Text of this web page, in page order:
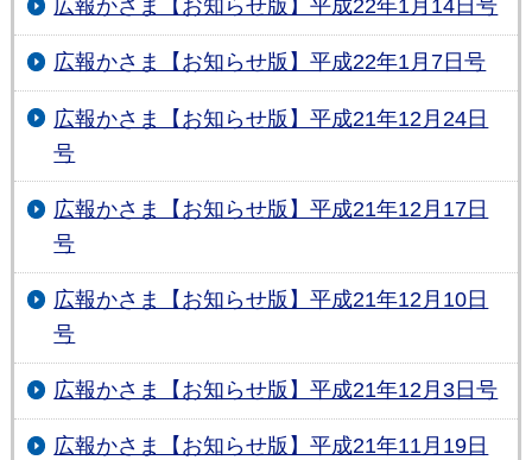
広報かさま【お知らせ版】平成22年1月14日号
広報かさま【お知らせ版】平成22年1月7日号
広報かさま【お知らせ版】平成21年12月24日
号
広報かさま【お知らせ版】平成21年12月17日
号
広報かさま【お知らせ版】平成21年12月10日
号
広報かさま【お知らせ版】平成21年12月3日号
広報かさま【お知らせ版】平成21年11月19日